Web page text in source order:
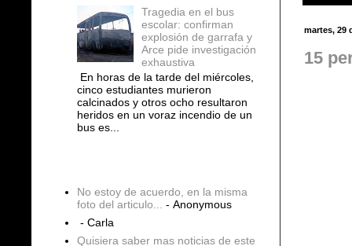
martes, 29
15
Tragedia en el bus
escolar: confirman
explosión de garrafa y
Arce pide investigación
exhaustiva
En horas de la tarde del miércoles,
cinco estudiantes murieron
calcinados y otros ocho resultaron
heridos en un voraz incendio de un
bus es...
No estoy de acuerdo, en la misma
foto del articulo...
- Anonymous
- Carla
Quisiera saber mas noticias de este